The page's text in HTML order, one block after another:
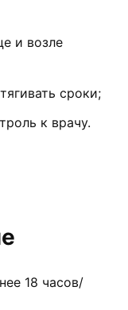
и возле
сроки;
к врачу.
18 часов/